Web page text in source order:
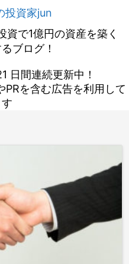
投資家jun
で1億円の資産を築く
ブログ！
日間連続更新中！
を含む広告を利用して